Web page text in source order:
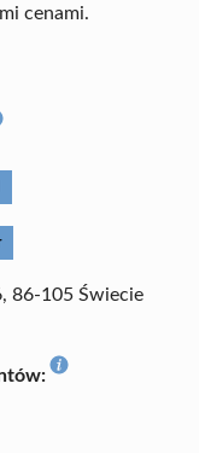
cenami.
86-105 Świecie